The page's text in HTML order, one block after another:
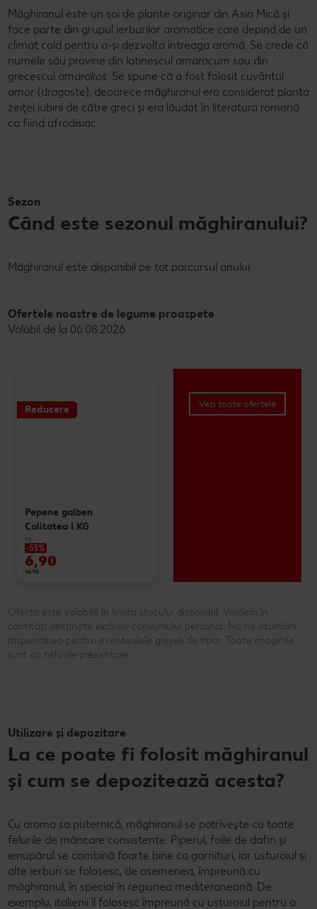
Măghiranul este un soi de plante originar din Asia Mică și
face parte din grupul ierburilor aromatice care depind de un
climat cald pentru a-și dezvolta întreaga aromă. Se crede că
numele său provine din latinescul amaracum sau din
grecescul amarakos. Se spune că a fost folosit cuvântul
amor (dragoste), deoarece măghiranul era considerat planta
zeiței iubirii de către greci și era lăudat în literatura romană
ca fiind afrodisiac.
Sezon
Când este sezonul măghiranului?
Măghiranul este disponibil pe tot parcursul anului.
Ofertele noastre de legume proaspete
Valabil de la 06.08.2026
Reducere
Pepene galben
Calitatea I KG
kg
-53%
6,90
14,90
Vezi toate ofertele
Oferta este valabilă în limita stocului disponibil. Vindem în
cantități destinate exclusiv consumului personal. Nu ne asumăm
răspunderea pentru eventualele greșeli de tipar. Toate imaginile
sunt cu titlu de prezentare.
Utilizare și depozitare
La ce poate fi folosit măghiranul
și cum se depozitează acesta?
Cu aroma sa puternică, măghiranul se potrivește cu toate
felurile de mâncare consistente. Piperul, foile de dafin și
ienupărul se combină foarte bine ca garnituri, iar usturoiul și
alte ierburi se folosesc, de asemenea, împreună cu
măghiranul, în special în regiunea mediteraneană. De
exemplu, italienii îl folosesc împreună cu usturoiul pentru a